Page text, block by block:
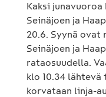
Kaksi
Seinäjoen ja
20.6. Syynä
Seinäjoen ja
rataosuudella.
klo 10.34 lähtevä
korvataan linja-